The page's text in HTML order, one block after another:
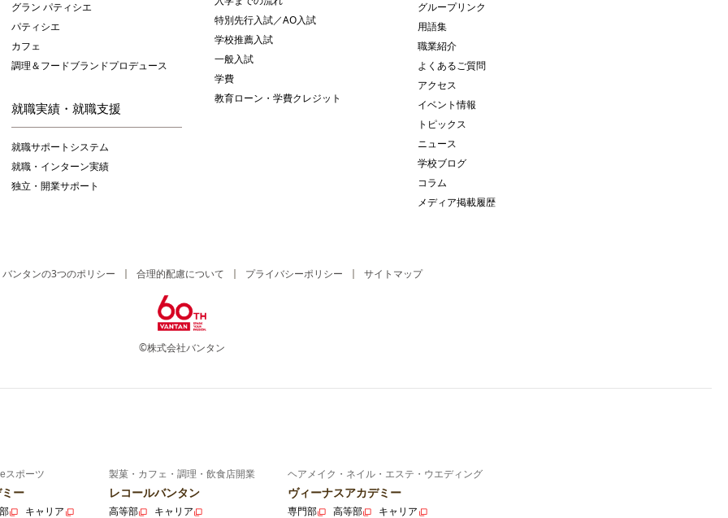
グラン パティシエ
パティシエ
カフェ
調理＆フードブランドプロデュース
就職実績・就職支援
就職サポートシステム
就職・インターン実績
独立・開業サポート
特別先行入試／AO入試
学校推薦入試
一般入試
学費
教育ローン・学費クレジット
グループリンク
用語集
職業紹介
よくあるご質問
アクセス
イベント情報
トピックス
ニュース
学校ブログ
コラム
メディア掲載履歴
バンタンの3つのポリシー 合理的配慮について プライバシーポリシー サイトマップ
©株式会社バンタン
スポーツ
ー
キャリア
製菓・カフェ・調理・飲食店開業
レコールバンタン
高等部 キャリア
ヘアメイク・ネイル・エステ・ウエディング
ヴィーナスアカデミー
専門部 高等部 キャリア